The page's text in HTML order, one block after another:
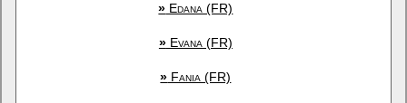
» Edana (FR)
»Evana (FR)
» Fania (FR)